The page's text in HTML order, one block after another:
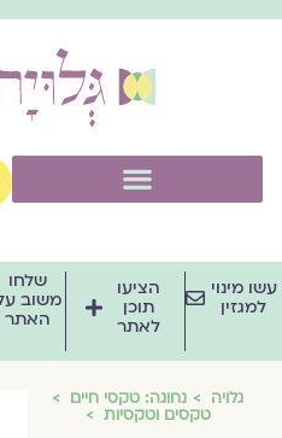
מינוי
למגזין
הציעו
תוכן
לאתר
שלחו
משוב על
האתר
גלויה נחוגה: טקסי חיים
טקסים וטקסיות